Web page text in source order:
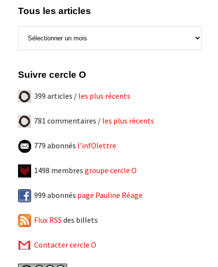
Tous les articles
Suivre cercle O
399 articles / les plus récents
781 commentaires / les plus récents
779 abonnés l'infOlettre
1498 membres groupe cercle O
999 abonnés page Pauline Réage
Flux RSS des billets
Contacter cercle O